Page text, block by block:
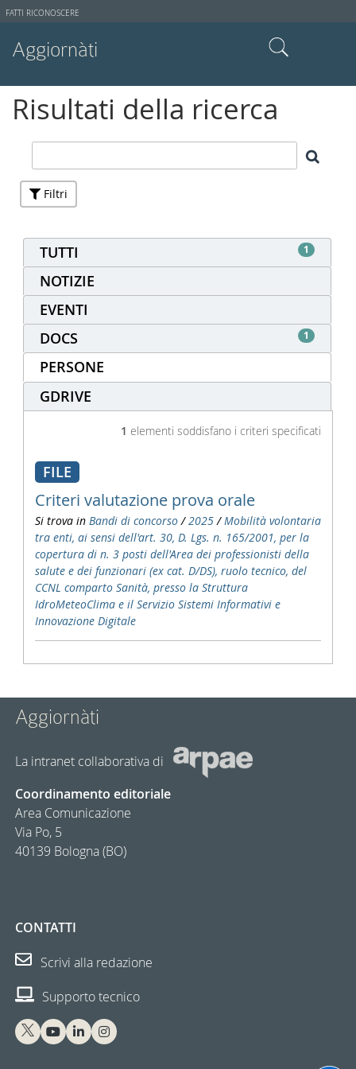
Strumenti
FATTI RICONOSCERE
Aggiornàti
Ricerca avanzata…
Risultati della ricerca
Filtri
TUTTI 1
NOTIZIE
EVENTI
DOCS
1
PERSONE
GDRIVE
1 elementi soddisfano i criteri specificati
FILE
Criteri valutazione prova orale
Si trova in Bandi di concorso /2025 /Mobilità volontaria
tra enti, ai sensi dell'art. 30, D. Lgs. n. 165/2001, per la
copertura di n. 3 posti dell'Area dei professionisti della
salute e dei funzionari (ex cat. D/DS), ruolo tecnico, del
CCNL comparto Sanità, presso la Struttura
IdroMeteoClima e il Servizio Sistemi Informativi e
Innovazione Digitale
Aggiornàti
La intranet collaborativa di
Coordinamento editoriale
Area Comunicazione
Via Po, 5
40139 Bologna (BO)
CONTATTI
Scrivi alla redazione
Supporto tecnico